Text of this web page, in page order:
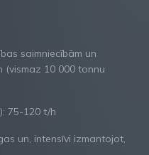
saimniecībām un
(vismaz 10 000 tonnu
75-120 t/h
un, intensīvi izmantojot,